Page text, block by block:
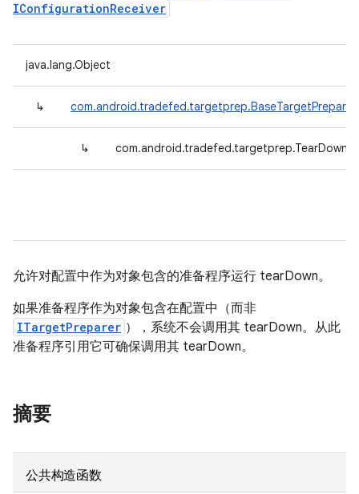
IConfigurationReceiver
java.lang.Object
↳ com.android.tradefed.targetprep.BaseTargetPreparer
↳
允许对配置中作为对象包含的准备程序运行 tearDown。
如果准备程序作为对象包含在配置中（而非
ITargetPreparer ），系统不会调用其 tearDown。从此
准备程序引用它可确保调用其 tearDown。
摘要
公共构造函数